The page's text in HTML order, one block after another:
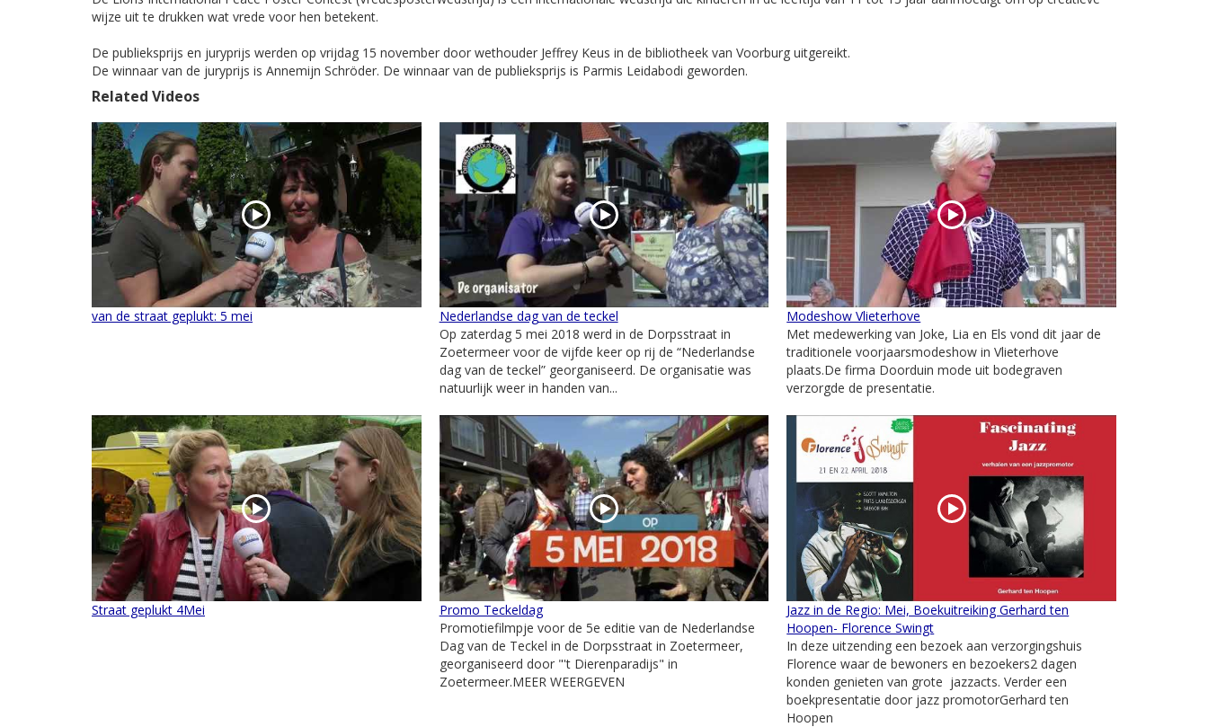
wijze uit te drukken wat vrede voor hen betekent.
De publieksprijs en juryprijs werden op vrijdag 15 november door wethouder Jeffrey Keus in de bibliotheek van Voorburg uitgereikt.
De winnaar van de juryprijs is Annemijn Schröder. De winnaar van de publieksprijs is Parmis Leidabodi geworden.
Related Videos
van de straat geplukt: 5 mei
Nederlandse dag van de teckel
Op zaterdag 5 mei 2018 werd in de Dorpsstraat in
Zoetermeer voor de vijfde keer op rij de “Nederlandse
dag van de teckel” georganiseerd. De organisatie was
natuurlijk weer in handen van...
Modeshow Vlieterhove
Met medewerking van Joke, Lia en Els vond dit jaar de
traditionele voorjaarsmodeshow in Vlieterhove
plaats.De firma Doorduin mode uit bodegraven
verzorgde de presentatie.
Straat geplukt 4Mei
Promo Teckeldag
Promotiefilmpje voor de 5e editie van de Nederlandse
Dag van de Teckel in de Dorpsstraat in Zoetermeer,
georganiseerd door "'t Dierenparadijs" in
Zoetermeer.MEER WEERGEVEN
Jazz in de Regio: Mei, Boekuitreiking Gerhard ten
Hoopen- Florence Swingt
In deze uitzending een bezoek aan verzorgingshuis
Florence waar de bewoners en bezoekers2 dagen
konden genieten van grote jazzacts. Verder een
boekpresentatie door jazz promotorGerhard ten
Hoopen